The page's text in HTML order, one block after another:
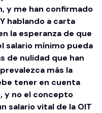
y me han confirmado
hablando a carta
la esperanza de que
salario mínimo pueda
de nulidad que han
más la
tener en cuenta
y no el concepto
salario vital de la OIT